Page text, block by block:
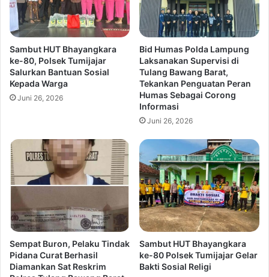
Sambut HUT Bhayangkara
ke-80, Polsek Tumijajar
Salurkan Bantuan Sosial
Kepada Warga
Juni 26, 2026
Bid Humas Polda Lampung
Laksanakan Supervisi di
Tulang Bawang Barat,
Tekankan Penguatan Peran
Humas Sebagai Corong
Informasi
Juni 26, 2026
Sempat Buron, Pelaku Tindak
Pidana Curat Berhasil
Diamankan Sat Reskrim
Sambut HUT Bhayangkara
ke-80 Polsek Tumijajar Gelar
Bakti Sosial Religi